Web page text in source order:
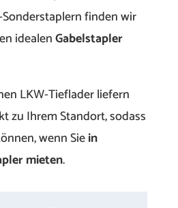
finden wir
idealenGabelstapler
LKW-Tieflader liefern
zu Ihrem Standort, sodass
wenn Siein
mieten.